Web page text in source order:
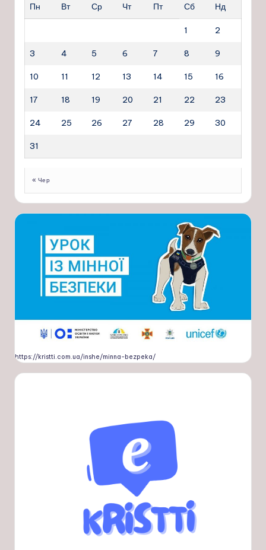
Пн
Вт Ср Чт Пт Сб Нд
1 2
3 4 5 6 7 8 9
10 11 12 13 14 15 16
17 18 19 20 21 22 23
24 25 26 27 28 29 30
31
« Чер
https://kristti.com.ua/inshe/minna-bezpeka/